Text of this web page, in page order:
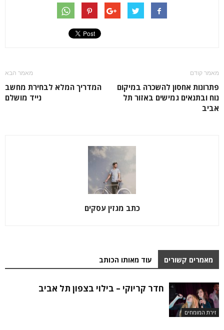
מאמר קודם
פתרונות אחסון להשכרה במיקום
נוח ובתנאים גמישים באזור תל
אביב
מאמר הבא
המדריך המלא לבחירת מחשב
נייד מושלם
כתב מגזין עסקים
מאמרים קשורים עוד מאותו הכותב
זירת המומחים
חדר קריוקי – בילוי בצפון תל אביב